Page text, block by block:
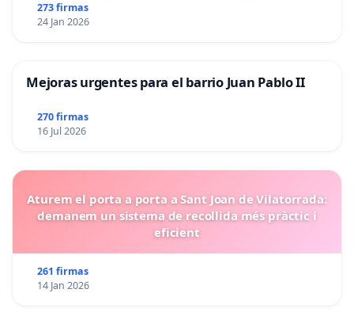
273 firmas
24 Jan 2026
Mejoras urgentes para el barrio Juan Pablo II
270 firmas
16 Jul 2026
Aturem el porta a porta a Sant Joan de Vilatorrada:
demanem un sistema de recollida més pràctic i
eficient
261 firmas
14 Jan 2026